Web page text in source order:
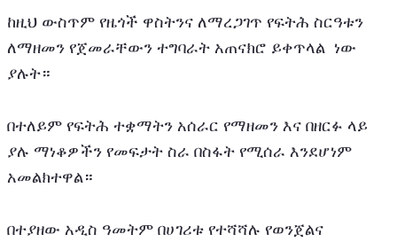
ከዚህ ውስጥም የዜጎች ዋስትንና ለማረጋገጥ የፍትሕ ስርዓቱን
ለማዘመን የጀመራቸውን ተግባራት አጠናክሮ ይቀጥላል  ነው
ያሉት።
በተለይም የፍትሕ ተቋማትን አሰራር የማዘመን እና በዘርፉ ላይ
ያሉ ማነቆዎችን የመፍታት ስራ በስፋት የሚሰራ እንደሆነም
አመልክተዋል።
በተያዘው አዲስ ዓመትም በሀገሪቱ የተሻሻሉ የወንጀልና